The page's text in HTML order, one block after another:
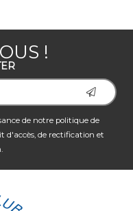
!
de notre politique de
d'accès, de rectification et